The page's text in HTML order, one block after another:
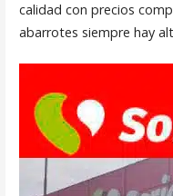
calidad con precios
abarrotes siempre hay